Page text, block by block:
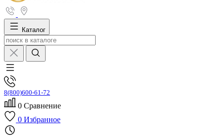
Каталог
8(800)600-61-72
0 Сравнение
0 Избранное